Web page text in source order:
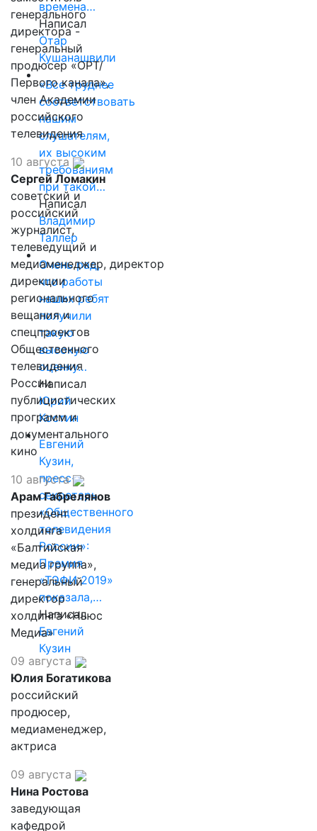
времена…
Написал
Отар
Кушанашвили
«Все труднее
соответствовать
нашим
слушателям,
их высоким
требованиям
при такой…
Написал
Владимир
Таллер
Очень рад,
что работы
наших ребят
получили
такую
высокую
оценку…
Написал
Юрий
Костин
Евгений
Кузин,
пресс-
секретарь
«Общественного
телевидения
России»:
Премия
«ТЭФИ 2019»
показала,…
Написал
Евгений
Кузин
генерального
директора -
генеральный
продюсер «ОРТ/
Первого канала»,
член Академии
российского
телевидения
10 августа
Сергей Ломакин
советский и
российский
журналист,
телеведущий и
медиаменеджер, директор
дирекции
регионального
вещания и
спецпроектов
Общественного
телевидения
России
публицистических
программ и
документального
кино
10 августа
Арам Габрелянов
президент
холдинга
«Балтийская
медиа группа»,
генеральный
директор
холдинга «Ньюс
Медиа»
09 августа
Юлия Богатикова
российский
продюсер,
медиаменеджер,
актриса
09 августа
Нина Ростова
заведующая
кафедрой